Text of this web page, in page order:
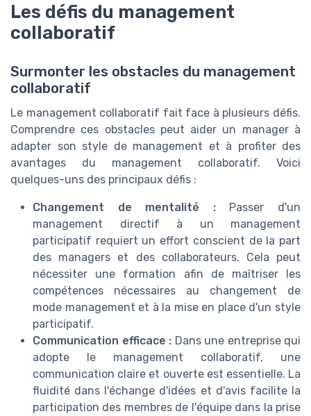
Les défis du management
collaboratif
Surmonter les obstacles du management
collaboratif
Le management collaboratif fait face à plusieurs défis.
Comprendre ces obstacles peut aider un manager à
adapter son style de management et à profiter des
avantages du management collaboratif. Voici
quelques-uns des principaux défis :
Changement de mentalité :Passer d'un
management directif à un management
participatif requiert un effort conscient de la part
des managers et des collaborateurs. Cela peut
nécessiter une formation afin de maîtriser les
compétences nécessaires au changement de
mode management et à la mise en place d'un style
participatif.
Communication efficace : Dans une entreprise qui
adopte le management collaboratif, une
communication claire et ouverte est essentielle. La
fluidité dans l'échange d'idées et d'avis facilite la
participation des membres de l'équipe dans la prise